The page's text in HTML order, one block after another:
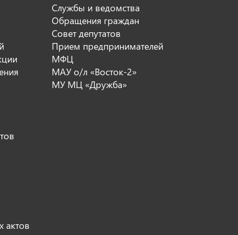
актов
Службы и ведомства
Обращения граждан
Совет депутатов
Прием предпринимателей
МФЦ
МАУ о/л «Восток-2»
МУ МЦ «Дружба»